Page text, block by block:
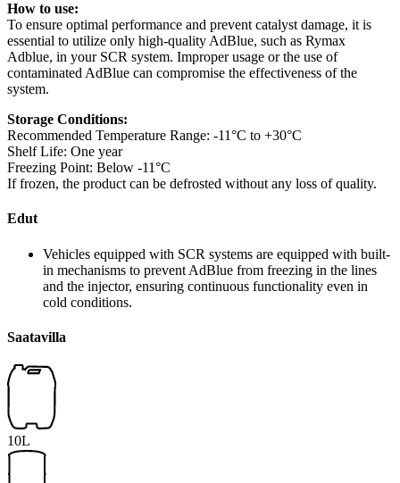
How to use:
To ensure optimal performance and prevent catalyst damage, it is
essential to utilize only high-quality AdBlue, such as Rymax
Adblue, in your SCR system. Improper usage or the use of
contaminated AdBlue can compromise the effectiveness of the
system.
Storage Conditions:
Recommended Temperature Range: -11°C to +30°C
Shelf Life: One year
Freezing Point: Below -11°C
If frozen, the product can be defrosted without any loss of quality.
Edut
Vehicles equipped with SCR systems are equipped with built-
in mechanisms to prevent AdBlue from freezing in the lines
and the injector, ensuring continuous functionality even in
cold conditions.
Saatavilla
10L